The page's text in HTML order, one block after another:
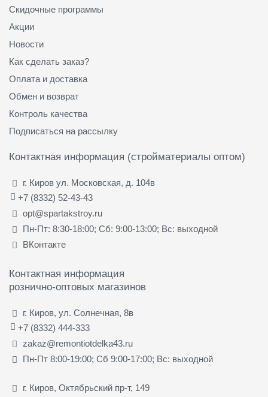
Скидочные программы
Акции
Новости
Как сделать заказ?
Оплата и доставка
Обмен и возврат
Контроль качества
Подписаться на рассылку
Контактная информация (стройматериалы оптом)
г. Киров ул. Московская, д. 104в
+7 (8332) 52-43-43
opt@spartakstroy.ru
Пн-Пт: 8:30-18:00; Сб: 9:00-13:00; Вс: выходной
ВКонтакте
Контактная информация
рознично-оптовых магазинов
г. Киров, ул. Солнечная, 8в
+7 (8332) 444-333
zakaz@remontiotdelka43.ru
Пн-Пт 8:00-19:00; Сб 9:00-17:00; Вс: выходной
г. Киров, Октябрьский пр-т, 149